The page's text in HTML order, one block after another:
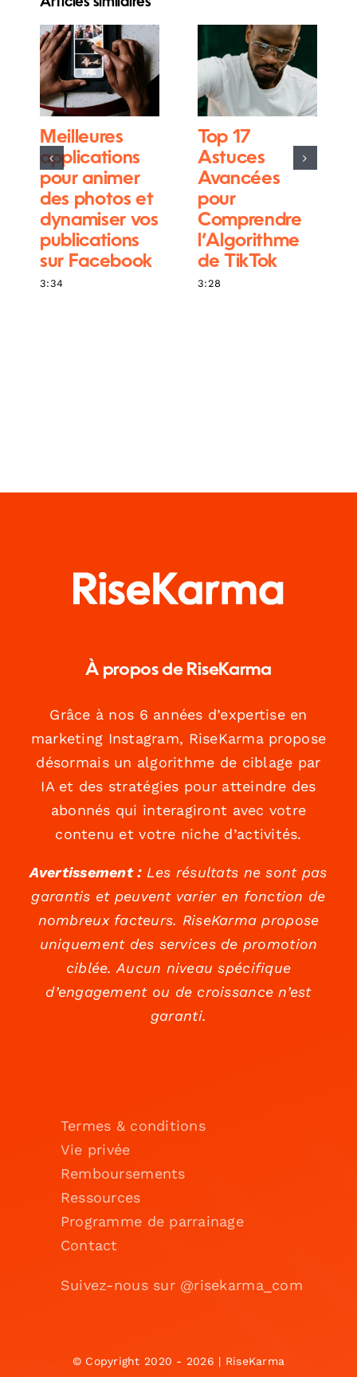
Meilleures
applications
pour animer
des photos et
dynamiser vos
publications
sur Facebook
3:34
Top 17
Astuces
Avancées
pour
Comprendre
l’Algorithme
de TikTok
3:28
À propos de RiseKarma
Grâce à nos 6 années d’expertise en
marketing Instagram, RiseKarma propose
désormais un algorithme de ciblage par
IA et des stratégies pour atteindre des
abonnés qui interagiront avec votre
contenu et votre niche d’activités.
Avertissement :Les résultats ne sont pas
garantis et peuvent varier en fonction de
nombreux facteurs. RiseKarma propose
uniquement des services de promotion
ciblée. Aucun niveau spécifique
d’engagement ou de croissance n’est
garanti.
Termes & conditions
Vie privée
Remboursements
Ressources
Programme de parrainage
Contact
Suivez-nous sur @risekarma_com
© Copyright 2020 - 2026 | RiseKarma